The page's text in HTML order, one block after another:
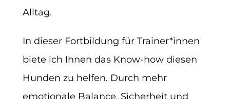
Alltag.
In dieser Fortbildung für Trainer*innen
biete ich Ihnen das Know-how diesen
Hunden zu helfen. Durch mehr
emotionale Balance, Sicherheit und